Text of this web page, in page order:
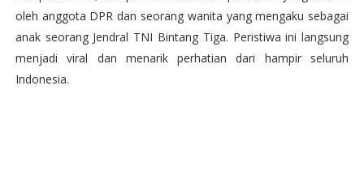
oleh anggota DPR dan seorang wanita yang mengaku sebagai
anak seorang Jendral TNI Bintang Tiga. Peristiwa ini langsung
menjadi viral dan menarik perhatian dari hampir seluruh
Indonesia.